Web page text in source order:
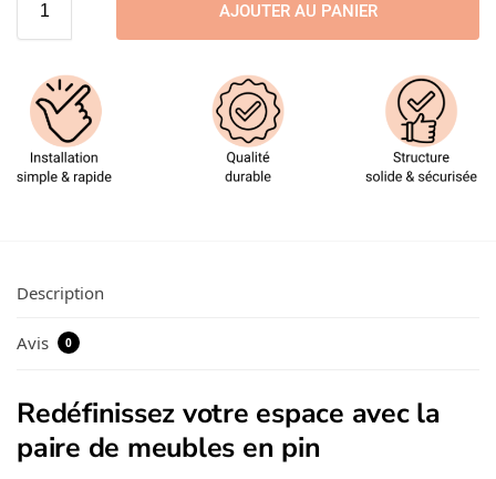
AJOUTER AU PANIER
Description
Avis 0
Redéfinissez votre espace avec la
paire de meubles en pin